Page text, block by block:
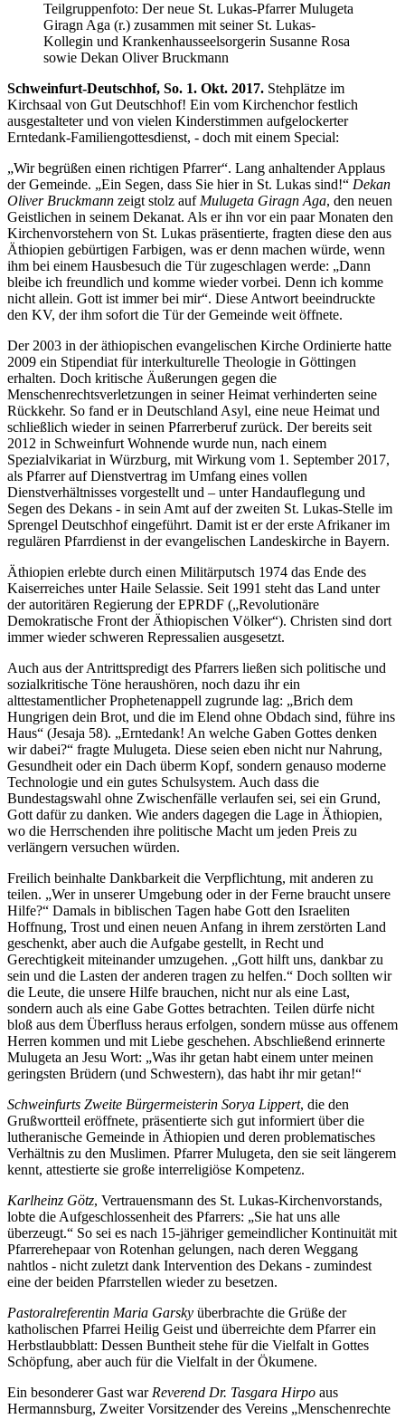
Teilgruppenfoto: Der neue St. Lukas-Pfarrer Mulugeta
Giragn Aga (r.) zusammen mit seiner St. Lukas-
Kollegin und Krankenhausseelsorgerin Susanne Rosa
sowie Dekan Oliver Bruckmann
Schweinfurt-Deutschhof, So. 1. Okt. 2017. Stehplätze im
Kirchsaal von Gut Deutschhof! Ein vom Kirchenchor festlich
ausgestalteter und von vielen Kinderstimmen aufgelockerter
Erntedank-Familiengottesdienst, - doch mit einem Special:
„Wir begrüßen einen richtigen Pfarrer“. Lang anhaltender Applaus
der Gemeinde. „Ein Segen, dass Sie hier in St. Lukas sind!“ Dekan
Oliver Bruckmann zeigt stolz auf Mulugeta Giragn Aga, den neuen
Geistlichen in seinem Dekanat. Als er ihn vor ein paar Monaten den
Kirchenvorstehern von St. Lukas präsentierte, fragten diese den aus
Äthiopien gebürtigen Farbigen, was er denn machen würde, wenn
ihm bei einem Hausbesuch die Tür zugeschlagen werde: „Dann
bleibe ich freundlich und komme wieder vorbei. Denn ich komme
nicht allein. Gott ist immer bei mir“. Diese Antwort beeindruckte
den KV, der ihm sofort die Tür der Gemeinde weit öffnete.
Der 2003 in der äthiopischen evangelischen Kirche Ordinierte hatte
2009 ein Stipendiat für interkulturelle Theologie in Göttingen
erhalten. Doch kritische Äußerungen gegen die
Menschenrechtsverletzungen in seiner Heimat verhinderten seine
Rückkehr. So fand er in Deutschland Asyl, eine neue Heimat und
schließlich wieder in seinen Pfarrerberuf zurück. Der bereits seit
2012 in Schweinfurt Wohnende wurde nun, nach einem
Spezialvikariat in Würzburg, mit Wirkung vom 1. September 2017,
als Pfarrer auf Dienstvertrag im Umfang eines vollen
Dienstverhältnisses vorgestellt und – unter Handauflegung und
Segen des Dekans - in sein Amt auf der zweiten St. Lukas-Stelle im
Sprengel Deutschhof eingeführt. Damit ist er der erste Afrikaner im
regulären Pfarrdienst in der evangelischen Landeskirche in Bayern.
Äthiopien erlebte durch einen Militärputsch 1974 das Ende des
Kaiserreiches unter Haile Selassie. Seit 1991 steht das Land unter
der autoritären Regierung der EPRDF („Revolutionäre
Demokratische Front der Äthiopischen Völker“). Christen sind dort
immer wieder schweren Repressalien ausgesetzt.
Auch aus der Antrittspredigt des Pfarrers ließen sich politische und
sozialkritische Töne heraushören, noch dazu ihr ein
alttestamentlicher Prophetenappell zugrunde lag: „Brich dem
Hungrigen dein Brot, und die im Elend ohne Obdach sind, führe ins
Haus“ (Jesaja 58). „Erntedank! An welche Gaben Gottes denken
wir dabei?“ fragte Mulugeta. Diese seien eben nicht nur Nahrung,
Gesundheit oder ein Dach überm Kopf, sondern genauso moderne
Technologie und ein gutes Schulsystem. Auch dass die
Bundestagswahl ohne Zwischenfälle verlaufen sei, sei ein Grund,
Gott dafür zu danken. Wie anders dagegen die Lage in Äthiopien,
wo die Herrschenden ihre politische Macht um jeden Preis zu
verlängern versuchen würden.
Freilich beinhalte Dankbarkeit die Verpflichtung, mit anderen zu
teilen. „Wer in unserer Umgebung oder in der Ferne braucht unsere
Hilfe?“ Damals in biblischen Tagen habe Gott den Israeliten
Hoffnung, Trost und einen neuen Anfang in ihrem zerstörten Land
geschenkt, aber auch die Aufgabe gestellt, in Recht und
Gerechtigkeit miteinander umzugehen. „Gott hilft uns, dankbar zu
sein und die Lasten der anderen tragen zu helfen.“ Doch sollten wir
die Leute, die unsere Hilfe brauchen, nicht nur als eine Last,
sondern auch als eine Gabe Gottes betrachten. Teilen dürfe nicht
bloß aus dem Überfluss heraus erfolgen, sondern müsse aus offenem
Herren kommen und mit Liebe geschehen. Abschließend erinnerte
Mulugeta an Jesu Wort: „Was ihr getan habt einem unter meinen
geringsten Brüdern (und Schwestern), das habt ihr mir getan!“
Schweinfurts Zweite Bürgermeisterin Sorya Lippert, die den
Grußwortteil eröffnete, präsentierte sich gut informiert über die
lutheranische Gemeinde in Äthiopien und deren problematisches
Verhältnis zu den Muslimen. Pfarrer Mulugeta, den sie seit längerem
kennt, attestierte sie große interreligiöse Kompetenz.
Karlheinz Götz, Vertrauensmann des St. Lukas-Kirchenvorstands,
lobte die Aufgeschlossenheit des Pfarrers: „Sie hat uns alle
überzeugt.“ So sei es nach 15-jähriger gemeindlicher Kontinuität mit
Pfarrerehepaar von Rotenhan gelungen, nach deren Weggang
nahtlos - nicht zuletzt dank Intervention des Dekans - zumindest
eine der beiden Pfarrstellen wieder zu besetzen.
Pastoralreferentin Maria Garsky überbrachte die Grüße der
katholischen Pfarrei Heilig Geist und überreichte dem Pfarrer ein
Herbstlaubblatt: Dessen Buntheit stehe für die Vielfalt in Gottes
Schöpfung, aber auch für die Vielfalt in der Ökumene.
Ein besonderer Gast war Reverend Dr. Tasgara Hirpo aus
Hermannsburg, Zweiter Vorsitzender des Vereins „Menschenrechte